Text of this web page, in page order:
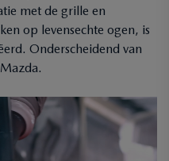
met de grille en
op levensechte ogen, is
Onderscheidend van